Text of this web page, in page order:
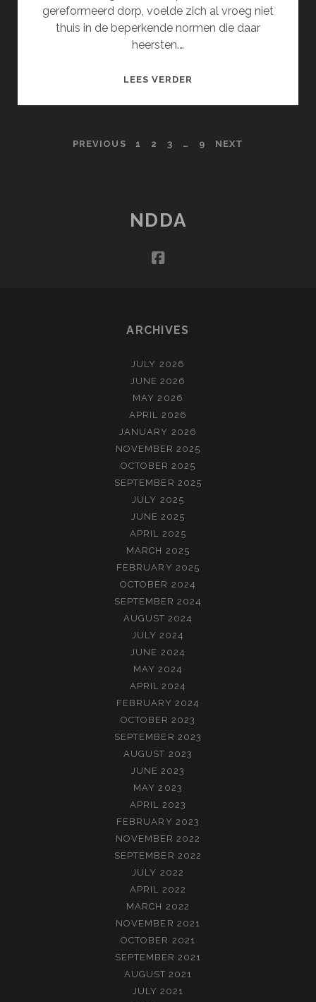
gereformeerd dorp, voelde zich al vroeg niet
thuis in de beperkende normen die daar
heersten.…
LEES VERDER
POSTS
PREVIOUS 1 2 3 … 9 NEXT
NDDA
facebook
ARCHIVES
JULY 2026
JUNE 2026
MAY 2026
APRIL 2026
JANUARY 2026
NOVEMBER 2025
OCTOBER 2025
SEPTEMBER 2025
JULY 2025
JUNE 2025
APRIL 2025
MARCH 2025
FEBRUARY 2025
OCTOBER 2024
SEPTEMBER 2024
AUGUST 2024
JULY 2024
JUNE 2024
MAY 2024
APRIL 2024
FEBRUARY 2024
OCTOBER 2023
SEPTEMBER 2023
AUGUST 2023
JUNE 2023
MAY 2023
APRIL 2023
FEBRUARY 2023
NOVEMBER 2022
SEPTEMBER 2022
JULY 2022
APRIL 2022
MARCH 2022
NOVEMBER 2021
OCTOBER 2021
SEPTEMBER 2021
AUGUST 2021
JULY 2021